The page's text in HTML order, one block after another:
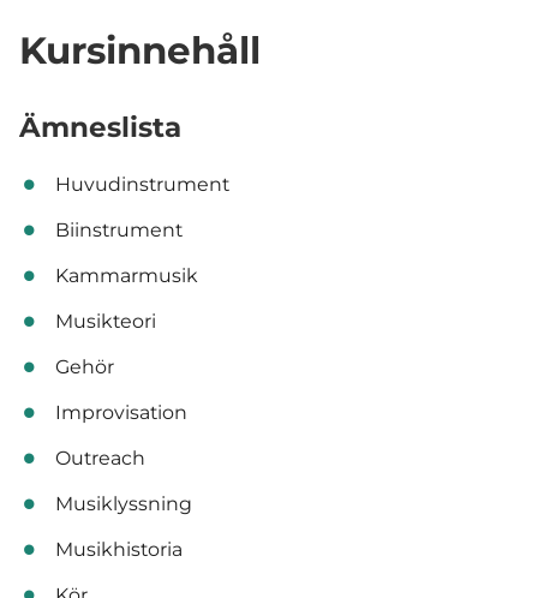
Kursinnehåll
Ämneslista
Huvudinstrument
Biinstrument
Kammarmusik
Musikteori
Gehör
Improvisation
Outreach
Musiklyssning
Musikhistoria